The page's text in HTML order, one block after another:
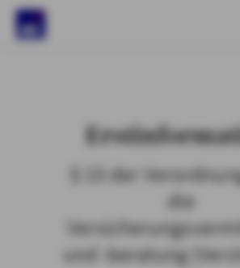
§ 15 der
die
und -beratung